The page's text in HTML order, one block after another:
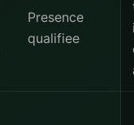
Presence
qualifiee